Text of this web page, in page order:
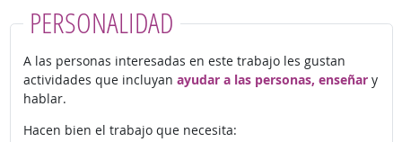
PERSONALIDAD
A las personas interesadas en este trabajo les gustan
actividades que incluyan ayudar a las personas, enseñary
hablar.
Hacen bien el trabajo que necesita: